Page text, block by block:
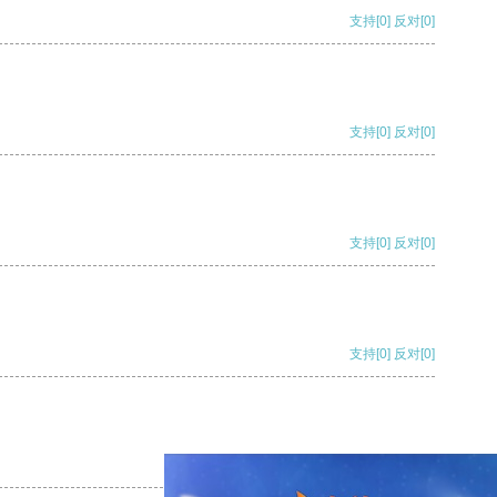
支持[0] 反对[0]
支持[0] 反对[0]
支持[0] 反对[0]
支持[0] 反对[0]